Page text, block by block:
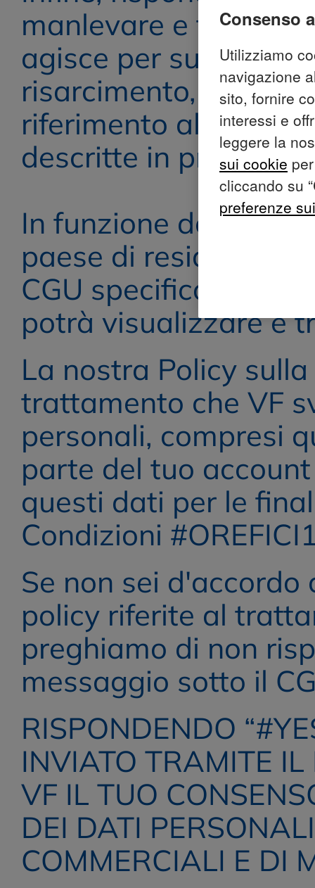
manlevare e tenere
agisce per suo
risarcimento,
riferimento all'uso
descritte in
In funzione degli
paese di residenza,
CGU specifico
potrà visualizzare e
La nostra Policy
trattamento che VF
personali, compresi
parte del tuo
questi dati per le
Condizioni
Se non sei
policy riferite al
preghiamo di non
messaggio sotto il
RISPONDENDO
INVIATO TRAMITE
VF IL TUO
DEI DATI
COMMERCIALI E DI
consenso
Utilizziamo
navigazione
sito, fornire
interessi e
leggere la
sui cookie
cliccando su
preferenze